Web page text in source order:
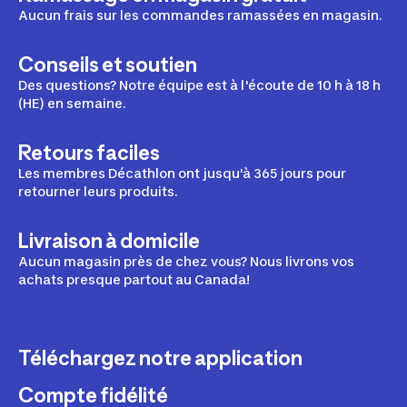
Aucun frais sur les commandes ramassées en magasin.
Conseils et soutien
Des questions? Notre équipe est à l'écoute de 10 h à 18 h
(HE) en semaine.
Retours faciles
Les membres Décathlon ont jusqu'à 365 jours pour
retourner leurs produits.
Livraison à domicile
Aucun magasin près de chez vous? Nous livrons vos
achats presque partout au Canada!
Téléchargez notre application
Compte fidélité